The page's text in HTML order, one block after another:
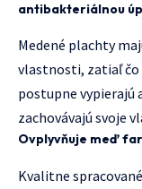
antibakteriálnou
Medené plachty
vlastnosti, zatiaľ čo
postupne vypierajú
zachovávajú svoje
Ovplyvňuje meď
Kvalitne